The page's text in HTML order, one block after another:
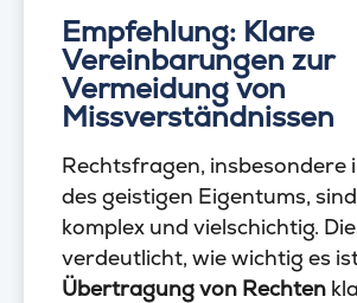
Empfehlung: Klare
Vereinbarungen zur
Vermeidung von
Missverständnissen
Rechtsfragen, insbesondere
des geistigen Eigentums,
komplex und vielschichtig.
verdeutlicht, wie wichtig es
Übertragung von Rechten